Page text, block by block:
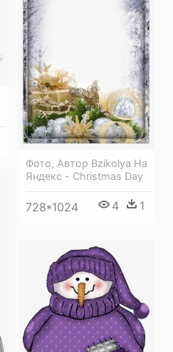
Фото, Автор Bzikolya На
Яндекс - Christmas Day
728*1024 4 1